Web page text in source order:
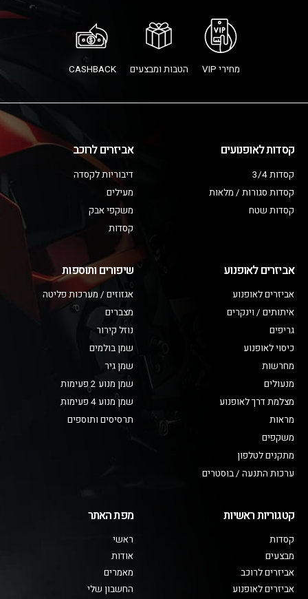
מחירי VIP הטבות ומבצעים CASHBACK
קסדות לאופנועים
קסדות 3/4
קסדות סגורות / מלאות
קסדות שטח
אביזרים לרוכב
דיבוריות לקסדה
מעילים
משקפי אבק
קסדות
אביזרים לאופנוע
אביזרים לאופנוע
איתותים / וינקרים
גריפים
כיסוי לאופנוע
מחרשות
מנעולים
מצלמת דרך לאופנוע
מראות
משקפים
מתקנים לטלפון
ערכות התנעה / בוסטרים
שיפורים ותוספות
אגזוזים / מערכות פליטה
מצברים
נוזל קירור
שמן בולמים
שמן גיר
שמן מנוע 2 פעימות
שמן מנוע 4 פעימות
תרסיסים ותוספים
קטגוריות ראשיות
קסדות
מבצעים
אביזרים לרוכב
אביזרים לאופנוע
מפת האתר
ראשי
אודות
מאמרים
החשבון שלי